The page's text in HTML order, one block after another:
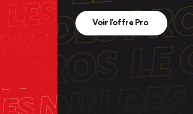
Voir l’offre Pro